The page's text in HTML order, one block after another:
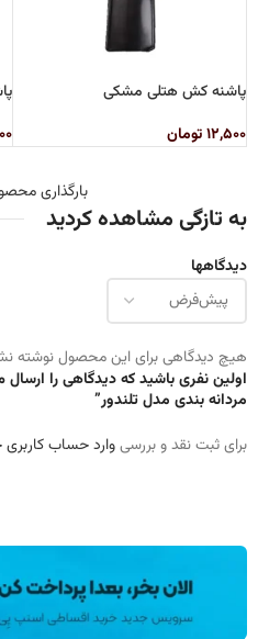
پاشنه کش هتلی مشکی
۱۲,۵۰۰تومان
بارگذاری
به تازگی مشاهده کردید
دیدگاهها
هیچ دیدگاهی برای این محصول نوشته
اولین نفری باشید که دیدگاهی را
مردانه بندی مدل تلندور”
برای ثبت نقد و بررسیوارد حساب